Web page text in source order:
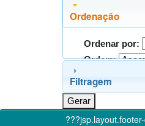
Ordenação
Ordenar por:
Ordem:
Filtragem